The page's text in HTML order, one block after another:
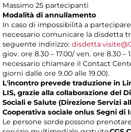
Massimo 25 partecipanti
Modalità di annullamento
In caso di impossibilità a
necessario comunicare la disdetta
seguente indirizzo:
giov. ore 8.30 – 17.00/ ven. ore 8.30 –
necessario chiamare il Contact
giorni dalle ore 9.00 alle 19.00).
L'incontro prevede traduzione in
LIS, grazie alla collaborazione del
Sociali e Salute (Direzione Servizi
Cooperativa sociale onlus Segni di
Le persone sorde possono